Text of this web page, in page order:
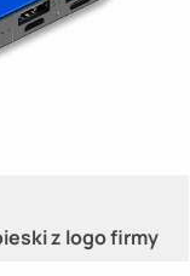
z logo firmy